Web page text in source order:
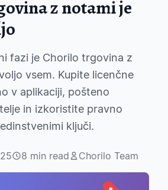
z notami je
fazi je Chorilo trgovina z
vsem. Kupite licenčne
v aplikaciji, pošteno
in izkoristite pravno
ključi.
8 min read Chorilo Team